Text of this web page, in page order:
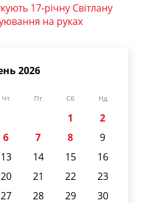
17-річну Світлану
на руках
2026
Чт Пт Сб Нд
1
2
6 7 8
9
13 14 15
16
20 21 22
23
27 28 29
30